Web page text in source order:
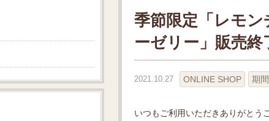
季節限定「レモ
ーゼリー」販売
2021.10.27 ONLINE SHOP 期
いつもご利用いただきありがとう